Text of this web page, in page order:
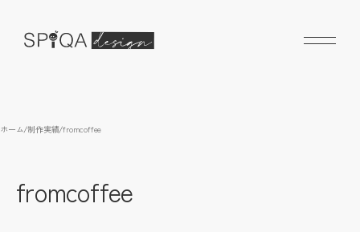
ホーム/制作実績/fromcoffee
fromcoffee